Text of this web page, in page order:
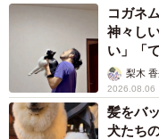
コガネ
神々し
い」「
梨木
2026.08.06
髪をバ
犬たち